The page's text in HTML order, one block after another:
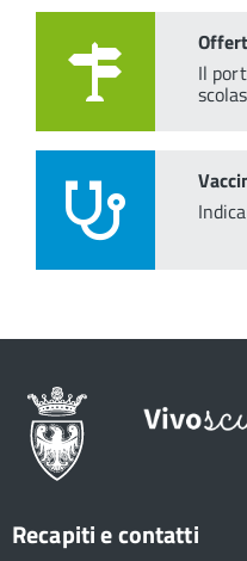
Il
Recapiti e contatti